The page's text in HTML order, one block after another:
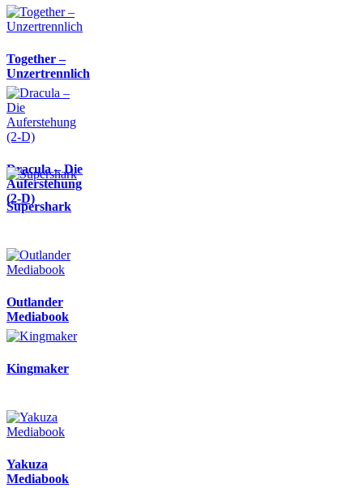
Together –
Unzertrennlich
Dracula – Die
Auferstehung
(2-D)
Supershark
Outlander
Mediabook
Kingmaker
Yakuza
Mediabook